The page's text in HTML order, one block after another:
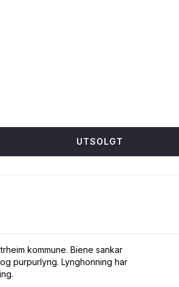
UTSOLGT
kommune. Biene sankar
purpurlyng. Lynghonning har